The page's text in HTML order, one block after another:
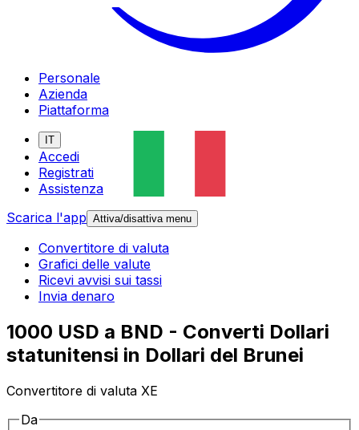
Personale
Azienda
Piattaforma
IT
Accedi
Registrati
Assistenza
Scarica l'app Attiva/disattiva menu
Convertitore di valuta
Grafici delle valute
Ricevi avvisi sui tassi
Invia denaro
1000 USD a BND - Converti Dollari
statunitensi in Dollari del Brunei
Convertitore di valuta XE
Da